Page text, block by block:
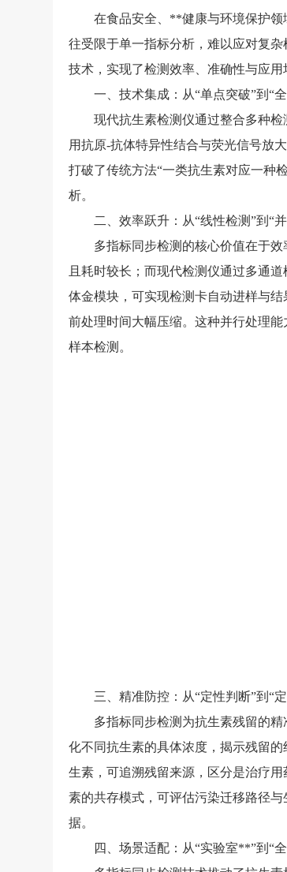
在食品安全、**健康与环境保护领
往受限于单一指标分析，难以应对复
技术，实现了检测效率、准确性与应
一、技术集成：从“单点突破”到“全
现代抗生素检测仪通过整合多种检
用抗原-抗体特异性结合与荧光信号放
打破了传统方法“一类抗生素对应一种
析。
二、效率跃升：从“线性检测”到“并
多指标同步检测的核心价值在于效
且耗时较长；而现代检测仪通过多通
体金模块，可实现检测卡自动进样与
前处理时间大幅压缩。这种并行处理
样本检测。
三、精准防控：从“定性判断”到“定
多指标同步检测为抗生素残留的精
化不同抗生素的具体浓度，揭示残留
生素，可追溯残留来源，区分是治疗
素的共存模式，可评估污染迁移路径
据。
四、场景适配：从“实验室**”到“全